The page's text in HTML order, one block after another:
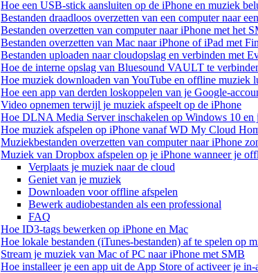
Hoe een USB-stick aansluiten op de iPhone en muziek
Bestanden draadloos overzetten van een computer naar
Bestanden overzetten van computer naar iPhone met het
Bestanden overzetten van Mac naar iPhone of iPad met
Bestanden uploaden naar cloudopslag en verbinden met
Hoe de interne opslag van Bluesound VAULT te
Hoe muziek downloaden van YouTube en offline muziek
Hoe een app van derden loskoppelen van je Google-
Video opnemen terwijl je muziek afspeelt op de iPhone
Hoe DLNA Media Server inschakelen op Windows 10 en
Hoe muziek afspelen op iPhone vanaf WD My Cloud
Muziekbestanden overzetten van computer naar iPhone
Muziek van Dropbox afspelen op je iPhone wanneer je
Verplaats je muziek naar de cloud
Geniet van je muziek
Downloaden voor offline afspelen
Bewerk audiobestanden als een professional
FAQ
Hoe ID3-tags bewerken op iPhone en Mac
Hoe lokale bestanden (iTunes-bestanden) af te spelen op
Stream je muziek van Mac of PC naar iPhone met SMB
Hoe installeer je een app uit de App Store of activeer je